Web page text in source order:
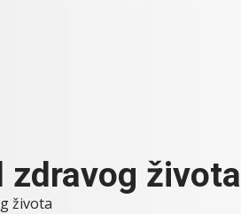
zdravog života
života